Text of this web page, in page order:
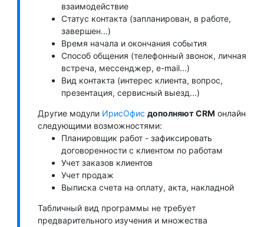
взаимодействие
Статус контакта (запланирован, в работе,
завершен...)
Время начала и окончания события
Способ общения (телефонный звонок, личная
встреча, мессенджер, e-mail...)
Вид контакта (интерес клиента, вопрос,
презентация, сервисный выезд...)
Другие модули ИрисОфис дополняют CRM онлайн
следующими возможностями:
Планировщик работ - зафиксировать
договоренности с клиентом по работам
Учет заказов клиентов
Учет продаж
Выписка счета на оплату, акта, накладной
Табличный вид программы не требует
предварительного изучения и множества